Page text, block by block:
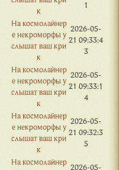
к
1
На космолайнер
е некроморфы у
слышат ваш кри
к
2026-05-
21 09:33:4
3
На космолайнер
е некроморфы у
слышат ваш кри
к
2026-05-
21 09:33:1
4
На космолайнер
е некроморфы у
слышат ваш кри
к
2026-05-
21 09:32:3
5
На космолайнер
2026-05-